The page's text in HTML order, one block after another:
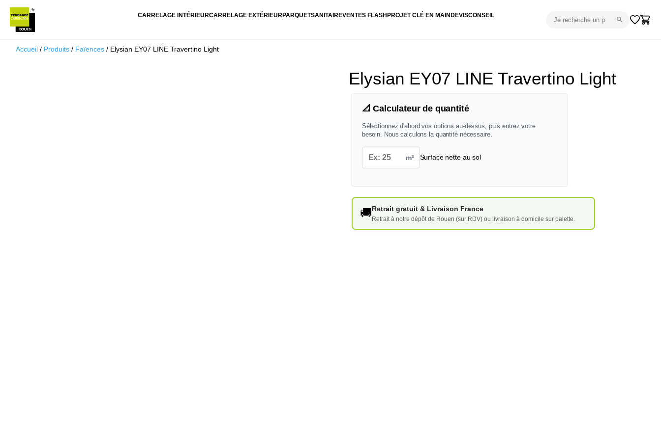
CARRELAGE INTÉRIEURCARRELAGE EXTÉRIEURPARQUETSANITAIREVENTES FLASH PROJET CLÉ EN MAIN DEVISCONSEIL
Accueil / Produits / Faïences / Elysian EY07 LINE Travertino Light
Elysian EY07 LINE Travertino Light
📐 Calculateur de quantité
Sélectionnez d'abord vos options au-dessus, puis entrez votre
besoin. Nous calculons la quantité nécessaire.
m² Surface nette au sol
🚚Retrait gratuit & Livraison France
Retrait à notre dépôt de Rouen (sur RDV) ou livraison à domicile sur palette.